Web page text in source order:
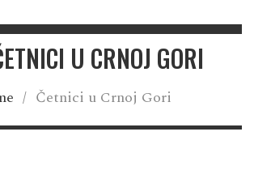
U CRNOJ GORI
/ Četnici u Crnoj Gori